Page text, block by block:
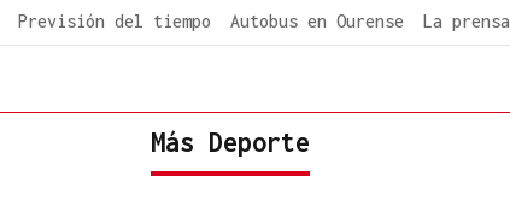
Previsión del tiempo Autobus en Ourense La prensa
Más Deporte